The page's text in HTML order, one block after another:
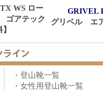
WS ロー
アテック
GRIVEL
グリベル エ
・登山靴一覧
・女性用登山靴一覧